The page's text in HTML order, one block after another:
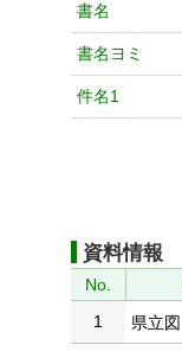
書名
書名ヨミ
件名1
資料情報
No.
1
県立図